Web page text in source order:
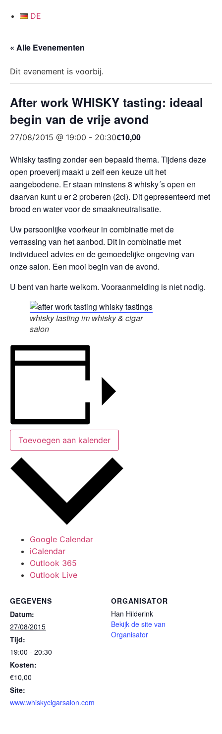
DE
« Alle Evenementen
Dit evenement is voorbij.
After work WHISKY tasting: ideaal
begin van de vrije avond
27/08/2015 @ 19:00 - 20:30€10,00
Whisky tasting zonder een bepaald thema. Tijdens deze
open proeverij maakt u zelf een keuze uit het
aangebodene. Er staan minstens 8 whisky´s open en
daarvan kunt u er 2 proberen (2cl). Dit gepresenteerd met
brood en water voor de smaakneutralisatie.
Uw persoonlijke voorkeur in combinatie met de
verrassing van het aanbod. Dit in combinatie met
individueel advies en de gemoedelijke ongeving van
onze salon. Een mooi begin van de avond.
U bent van harte welkom. Vooraanmelding is niet nodig.
whisky tasting im whisky & cigar
salon
Toevoegen aan kalender
Google Calendar
iCalendar
Outlook 365
Outlook Live
GEGEVENS
Datum:
27/08/2015
Tijd:
19:00 - 20:30
Kosten:
€10,00
Site:
www.whiskycigarsalon.com
ORGANISATOR
Han Hilderink
Bekijk de site van
Organisator